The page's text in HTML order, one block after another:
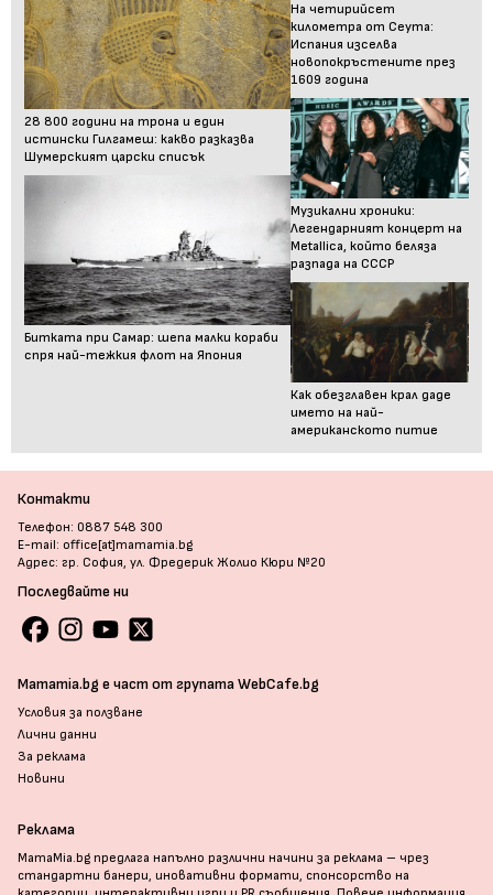
28 800 години на трона и един
истински Гилгамеш: какво разказва
Шумерският царски списък
Битката при Самар: шепа малки кораби
спря най-тежкия флот на Япония
На четирийсет
километра от Сеута:
Испания изселва
новопокръстените през
1609 година
Музикални хроники:
Легендарният концерт на
Metallica, който беляза
разпада на СССР
Как обезглавен крал даде
името на най-
американското питие
Контакти
Телефон: 0887 548 300
E-mail: office[at]mamamia.bg
Адрес: гр. София, ул. Фредерик Жолио Кюри №20
Последвайте ни
Mamamia.bg е част от групата WebCafe.bg
Условия за ползване
Лични данни
За реклама
Новини
Реклама
MamaMia.bg предлага напълно различни начини за реклама – чрез
стандартни банери, иновативни формати, спонсорство на